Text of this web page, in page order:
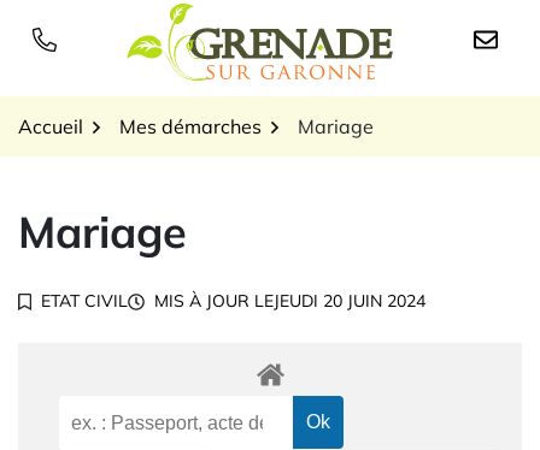
Logo Grenade sur
Accueil Mes démarches Mariage
Mariage
ETAT CIVIL MIS À JOUR LEJEUDI 20 JUIN 2024